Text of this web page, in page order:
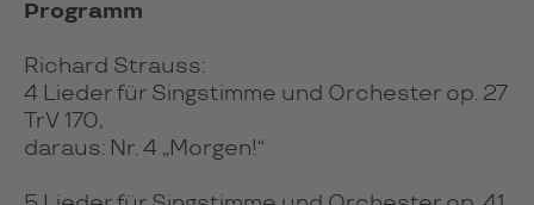
Programm
Richard Strauss:
4 Lieder für Singstimme und Orchester op. 27
TrV 170,
daraus: Nr. 4 „Morgen!“